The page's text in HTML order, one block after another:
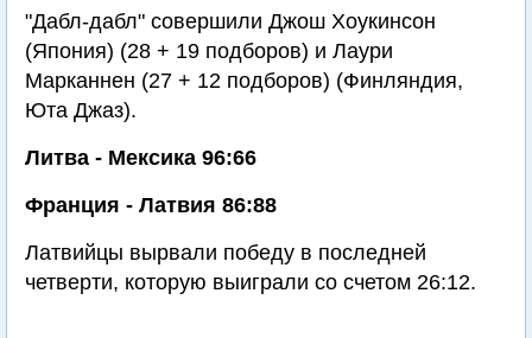
"Дабл-дабл" совершили Джош Хоукинсон
(Япония) (28 + 19 подборов) и Лаури
Марканнен (27 + 12 подборов) (Финляндия,
Юта Джаз).
Литва - Мексика 96:66
Франция - Латвия 86:88
Латвийцы вырвали победу в последней
четверти, которую выиграли со счетом 26:12.